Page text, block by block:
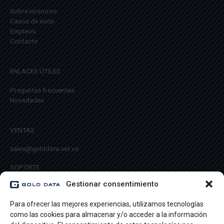
Gestionar consentimiento
Para ofrecer las mejores experiencias, utilizamos tecnologías
como las cookies para almacenar y/o acceder a la información
Sobre nosotros
Casos de éxito
Empleos
Contacto
ENLACES ÚTILES
Preguntas frecuentes
Novedades
VENTAS
sales@golddata.net.ve
SOPORTE
info@golddata.net.ve